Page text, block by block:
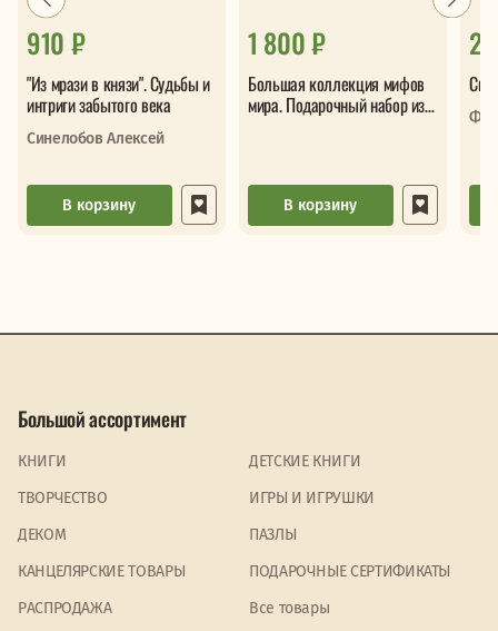
910 ₽
"Из мрази в князи". Судьбы и
интриги забытого века
Синелобов Алексей
В корзину
1 800 ₽
Большая коллекция мифов
мира. Подарочный набор из 6
В корзину
2
Большой ассортимент
КНИГИ
ДЕТСКИЕ КНИГИ
ТВОРЧЕСТВО
ИГРЫ И ИГРУШКИ
ДЕКОМ
ПАЗЛЫ
КАНЦЕЛЯРСКИЕ ТОВАРЫ
ПОДАРОЧНЫЕ СЕРТИФИКАТЫ
PАСПРОДАЖА
Все товары